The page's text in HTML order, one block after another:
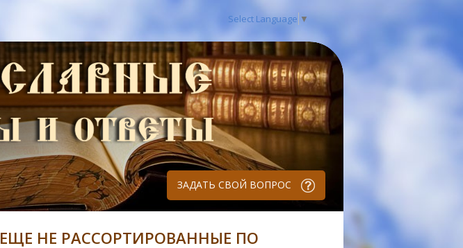
Select Language ▼
ЗАДАТЬ СВОЙ ВОПРОС
ЕЩЕ НЕ РАССОРТИРОВАННЫЕ ПО